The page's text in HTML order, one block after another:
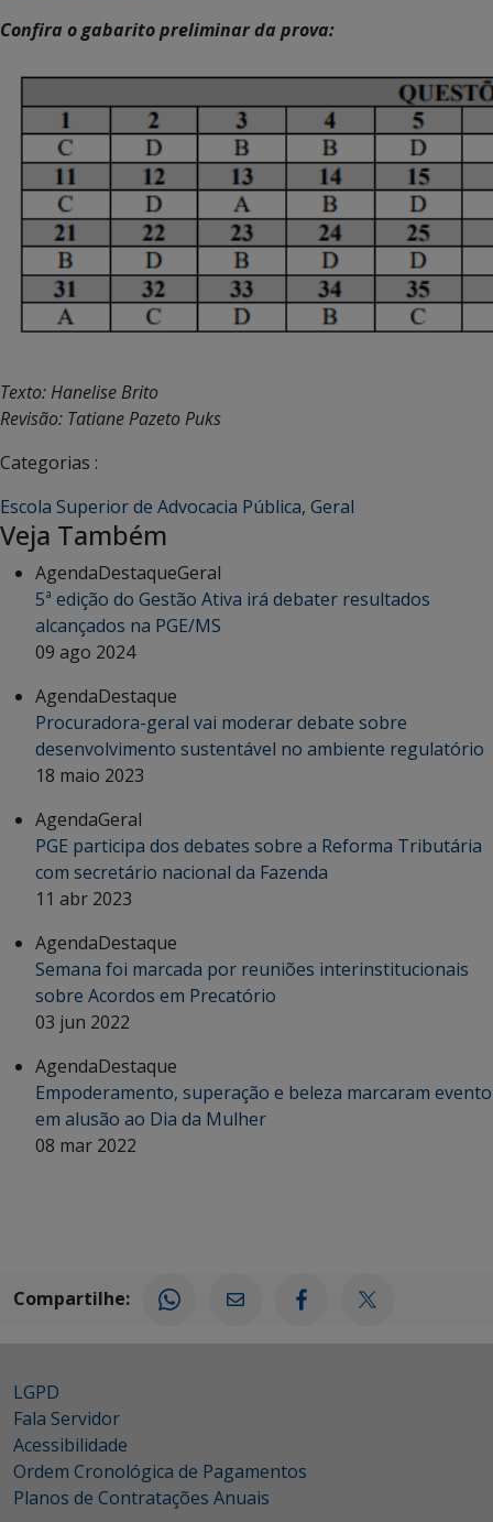
Confira o gabarito preliminar da prova:
Texto: Hanelise Brito
Revisão: Tatiane Pazeto Puks
Categorias :
Escola Superior de Advocacia Pública, Geral
Veja Também
AgendaDestaqueGeral
5ª edição do Gestão Ativa irá debater resultados
alcançados na PGE/MS
09 ago 2024
AgendaDestaque
Procuradora-geral vai moderar debate sobre
desenvolvimento sustentável no ambiente regulatório
18 maio 2023
AgendaGeral
PGE participa dos debates sobre a Reforma Tributária
com secretário nacional da Fazenda
11 abr 2023
AgendaDestaque
Semana foi marcada por reuniões interinstitucionais
sobre Acordos em Precatório
03 jun 2022
AgendaDestaque
Empoderamento, superação e beleza marcaram evento
em alusão ao Dia da Mulher
08 mar 2022
Compartilhe:
LGPD
Fala Servidor
Acessibilidade
Ordem Cronológica de Pagamentos
Planos de Contratações Anuais